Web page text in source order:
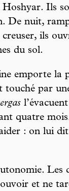
Hoshyar. Ils
De nuit,
ils
du sol.
emporte la
touché par
quatre
: on lui
Les
et ne